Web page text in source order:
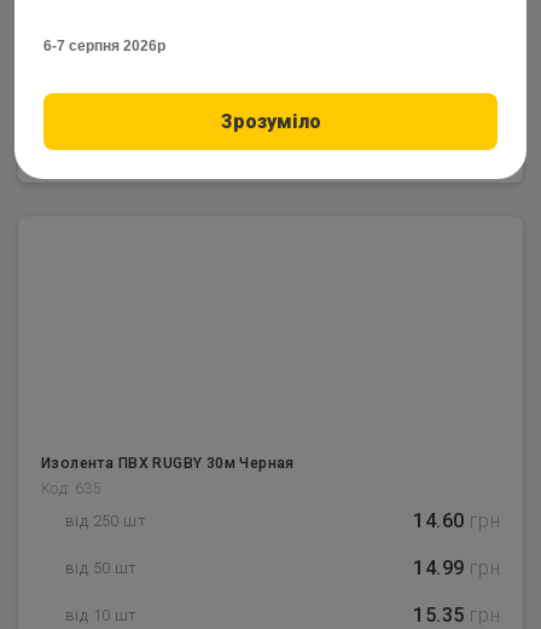
+
Изолента ПВХ RUGBY 30м Черная
Код: 635
від 250 шт 14.60 грн
від 50 шт 14.99 грн
від 10 шт 15.35 грн
6-7 серпня 2026р
Зрозуміло